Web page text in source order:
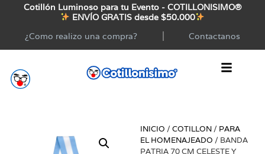
Cotillón Luminoso para tu Evento - COTILLONISIMO®
ENVÍO GRATIS desde $50.000
¿Como realizo una compra?
Contactanos
INICIO /COTILLON / PARA
EL HOMENAJEADO / BANDA
PATRIA 70 CM CELESTE Y